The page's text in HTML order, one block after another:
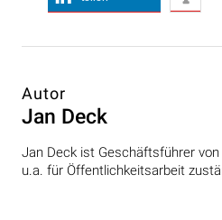
Autor
Jan Deck
Jan Deck ist Geschäftsführer von
u.a. für Öffentlichkeitsarbeit